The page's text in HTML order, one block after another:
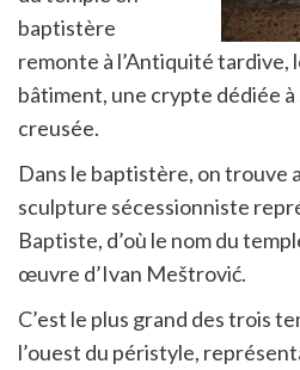
baptistère
remonte à l’Antiquité tardive,
bâtiment, une crypte dédiée à
creusée.
Dans le baptistère, on trouve
sculpture sécessionniste
Baptiste, d’où le nom du
œuvre d’Ivan Meštrović.
C’est le plus grand des trois
l’ouest du péristyle,